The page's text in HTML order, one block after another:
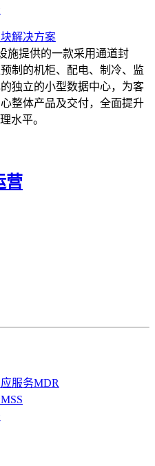
解决方案
施提供的一款采用通道封
制的机柜、配电、制冷、监
独立的小型数据中心，为客
整体产品及交付，全面提升
水平。
营
服务MDR